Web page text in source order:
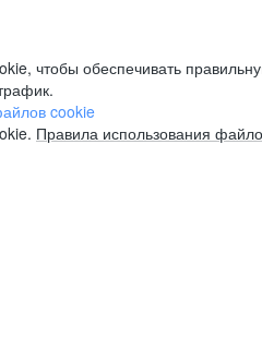
чтобы обеспечивать
cookie
Правила использования